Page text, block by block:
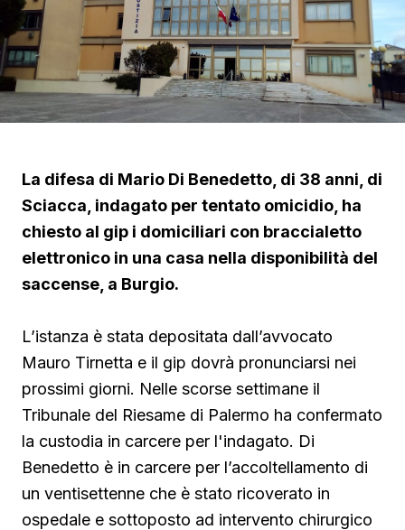
La difesa di Mario Di Benedetto, di 38 anni, di
Sciacca, indagato per tentato omicidio, ha
chiesto al gip i domiciliari con braccialetto
elettronico in una casa nella disponibilità del
saccense, a Burgio.
L’istanza è stata depositata dall’avvocato
Mauro Tirnetta e il gip dovrà pronunciarsi nei
prossimi giorni. Nelle scorse settimane il
Tribunale del Riesame di Palermo ha confermato
la custodia in carcere per l'indagato. Di
Benedetto è in carcere per l’accoltellamento di
un ventisettenne che è stato ricoverato in
ospedale e sottoposto ad intervento chirurgico